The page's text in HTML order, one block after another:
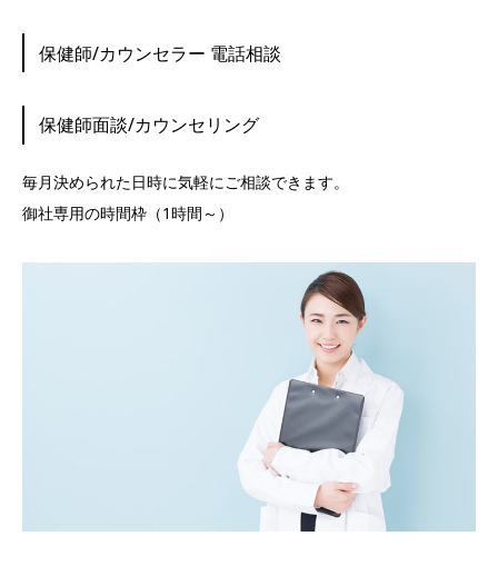
保健師/カウンセラー 電話相談
保健師面談/カウンセリング
毎月決められた日時に気軽にご相談できます。
御社専用の時間枠（1時間～）